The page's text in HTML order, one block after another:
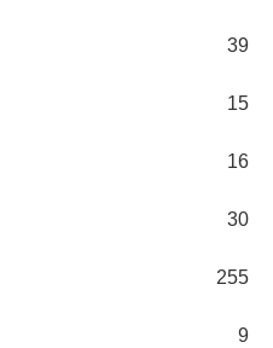
39
15
16
30
255
9